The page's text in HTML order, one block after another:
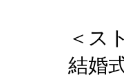
＜ス
結婚